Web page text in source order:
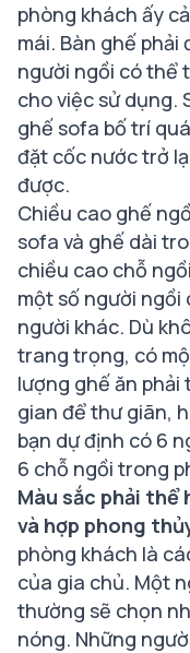
phòng khách ấy
mái. Bàn ghế phải
người ngồi có thể
cho việc sử dụng.
ghế sofa bố trí
đặt cốc nước trở
được.
Chiều cao ghế
sofa và ghế dài
chiều cao chỗ
một số người ngồi
người khác. Dù
trang trọng, có
lượng ghế ăn phải
gian để thư giãn,
bạn dự định có 6
6 chỗ ngồi trong
Màu sắc phải thể
và hợp phong
phòng khách là
của gia chủ. Một
thường sẽ chọn
nóng. Những